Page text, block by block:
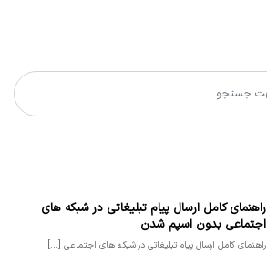
راهنمای کامل ارسال پیام تبلیغاتی در شبکه های
اجتماعی بدون اسپم شدن
راهنمای کامل ارسال پیام تبلیغاتی در شبکه های اجتماعی [...]